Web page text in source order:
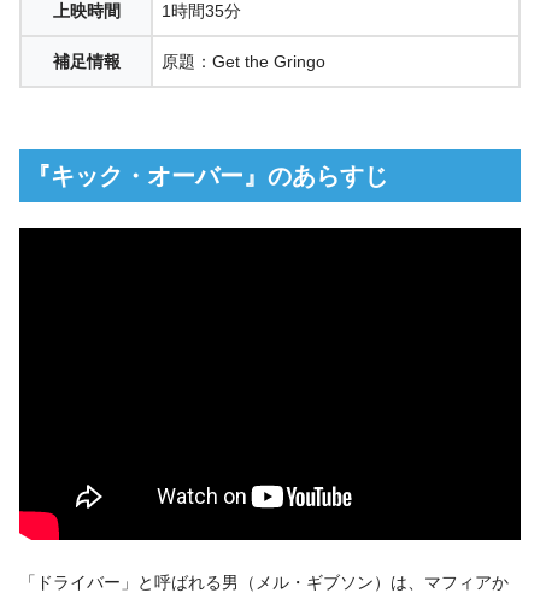
上映時間 1時間35分
補足情報 原題：Get the Gringo
『キック・オーバー』のあらすじ
「ドライバー」と呼ばれる男（メル・ギブソン）は、マフィアか